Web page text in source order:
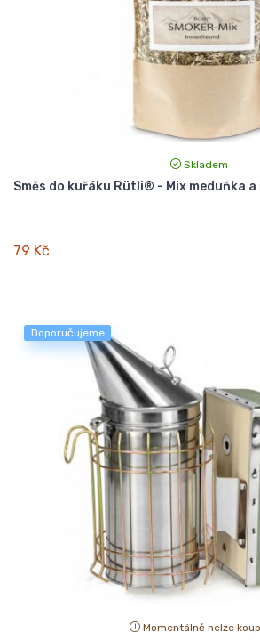
Skladem
Směs do kuřáku Rütli® - Mix meduňka
79 Kč
Doporučujeme
Momentálně nelze